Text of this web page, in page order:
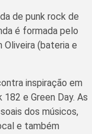
de punk rock de
é formada pelo
Oliveira (bateria e
inspiração em
e Green Day. As
dos músicos,
e também